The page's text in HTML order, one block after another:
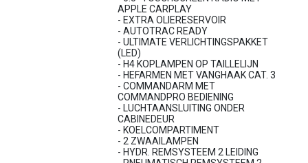
APPLE CARPLAY
- EXTRA OLIERESERVOIR
- AUTOTRAC READY
- ULTIMATE VERLICHTINGSPAKKET
(LED)
- H4 KOPLAMPEN OP TAILLELIJN
- HEFARMEN MET VANGHAAK CAT. 3
- COMMANDARM MET
COMMANDPRO BEDIENING
- LUCHTAANSLUITING ONDER
CABINEDEUR
- KOELCOMPARTIMENT
- 2 ZWAAILAMPEN
- HYDR. REMSYSTEEM 2 LEIDING